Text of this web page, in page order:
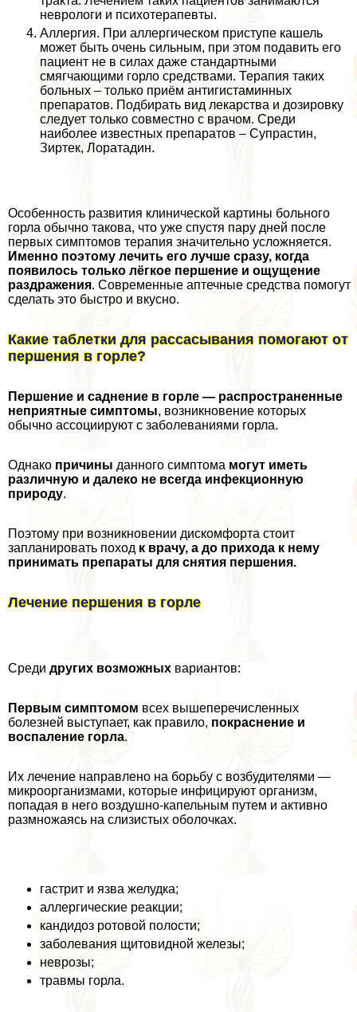
неврологи и психотерапевты.
Аллергия. При аллергическом приступе кашель
может быть очень сильным, при этом подавить его
пациент не в силах даже стандартными
смягчающими горло средствами. Терапия таких
больных – только приём антигистаминных
препаратов. Подбирать вид лекарства и дозировку
следует только совместно с врачом. Среди
наиболее известных препаратов – Супрастин,
Зиртек, Лоратадин.
Особенность развития клинической картины больного
горла обычно такова, что уже спустя пару дней после
первых симптомов терапия значительно усложняется.
Именно поэтому лечить его лучше сразу, когда
появилось только лёгкое першение и ощущение
раздражения. Современные аптечные средства помогут
сделать это быстро и вкусно.
Какие таблетки для рассасывания помогают от
першения в горле?
Першение и саднение в горле — распространенные
неприятные симптомы, возникновение которых
обычно ассоциируют с заболеваниями горла.
Однако причины данного симптома могут иметь
различную и далеко не всегда инфекционную
природу.
Поэтому при возникновении дискомфорта стоит
запланировать поход к врачу, а до прихода к нему
принимать препараты для снятия першения.
Лечение першения в горле
Среди других возможных вариантов:
Первым симптомом всех вышеперечисленных
болезней выступает, как правило, покраснение и
воспаление горла.
Их лечение направлено на борьбу с возбудителями —
микроорганизмами, которые инфицируют организм,
попадая в него воздушно-капельным путем и активно
размножаясь на слизистых оболочках.
гастрит и язва желудка;
аллергические реакции;
кандидоз ротовой полости;
заболевания щитовидной железы;
неврозы;
травмы горла.